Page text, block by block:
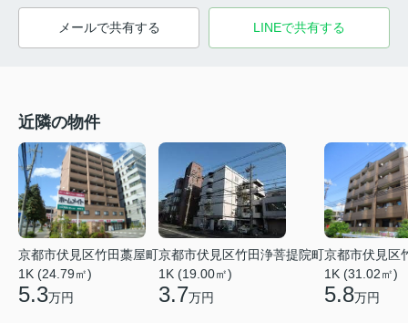
メールで共有する LINEで共有する
近隣の物件
京都市伏見区竹田藁屋町
1K (24.79㎡)
5.3万円
京都市伏見区竹田浄菩提院町
1K (19.00㎡)
3.7万円
京都市伏見区
1K (31.02㎡)
5.8万円